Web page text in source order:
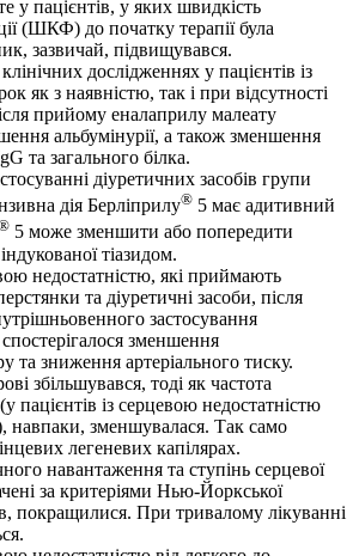
у пацієнтів, у яких швидкість
(ШКФ) до початку терапії була
зазвичай, підвищувався.
дослідженнях у пацієнтів із
як з наявністю, так і при відсутності
прийому еналаприлу мaлeaту
альбумінурії, а також зменшення
та загального білка.
діуретичних засобів групи
дія Берліприлу® 5 має адитивний
5 може зменшити або попередити
тіазидом.
недостатністю, які приймають
та діуретичні засоби, після
застосування
зменшення
та зниження артеріального тиску.
збільшувався, тоді як частота
пацієнтів із серцевою недостатністю
навпаки, зменшувалася. Так само
легеневих капілярах.
навантаження та ступінь серцевої
за критеріями Нью-Йоркської
покращилися. При тривалому лікуванні